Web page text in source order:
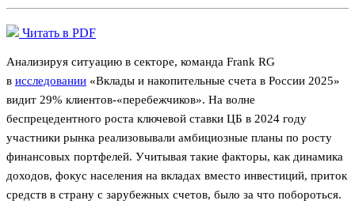
Читать в PDF
Анализируя ситуацию в секторе, команда Frank RG
в исследовании «Вклады и накопительные счета в России 2025»
видит 29% клиентов-«перебежчиков». На волне
беспрецедентного роста ключевой ставки ЦБ в 2024 году
участники рынка реализовывали амбициозные планы по росту
финансовых портфелей. Учитывая такие факторы, как динамика
доходов, фокус населения на вкладах вместо инвестиций, приток
средств в страну с зарубежных счетов, было за что побороться.